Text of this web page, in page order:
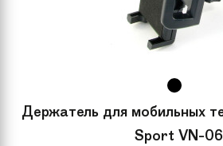
Держатель для мобильных
Sport VN-06